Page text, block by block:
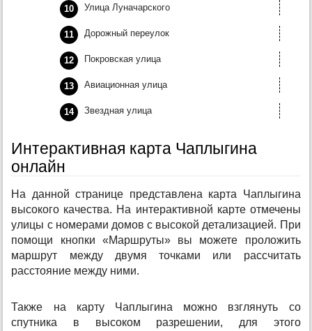
Улица Луначарского
Дорожный переулок
Покровская улица
Авиационная улица
Звездная улица
Интерактивная карта Чаплыгина
онлайн
На данной странице представлена карта Чаплыгина
высокого качества. На интерактивной карте отмечены
улицы с номерами домов с высокой детализацией. При
помощи кнопки «Маршруты» вы можете проложить
маршрут между двумя точками или рассчитать
расстояние между ними.
Также на карту Чаплыгина можно взглянуть со
спутника в высоком разрешении, для этого